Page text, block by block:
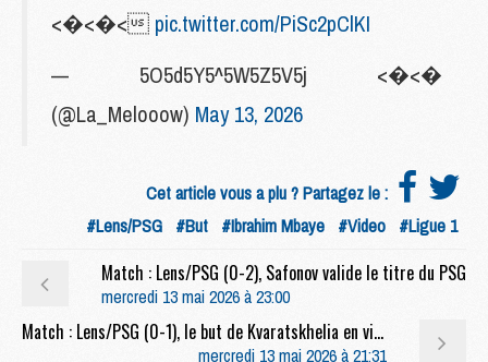
<�<�< pic.twitter.com/PiSc2pClKI
— 5O5d5Y5^5W5Z5V5j <�<�
(@La_Melooow) May 13, 2026
Cet article vous a plu ? Partagez le :
#Lens/PSG #But #Ibrahim Mbaye #Video #Ligue 1
Match : Lens/PSG (0-2), Safonov valide le titre du PSG
mercredi 13 mai 2026 à 23:00
Match : Lens/PSG (0-1), le but de Kvaratskhelia en video
mercredi 13 mai 2026 à 21:31